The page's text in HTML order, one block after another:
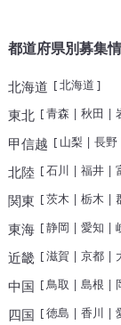
都道府県別募集
北海道 [北海道 ]
東北 [青森 | 秋田 |
甲信越 [ 山梨 | 長野
北陸 [石川 | 福井|
関東 [茨木 | 栃木 |
東海[静岡 | 愛知 |
近畿[滋賀 | 京都|
中国 [鳥取 | 島根 |
四国 [徳島 | 香川 |